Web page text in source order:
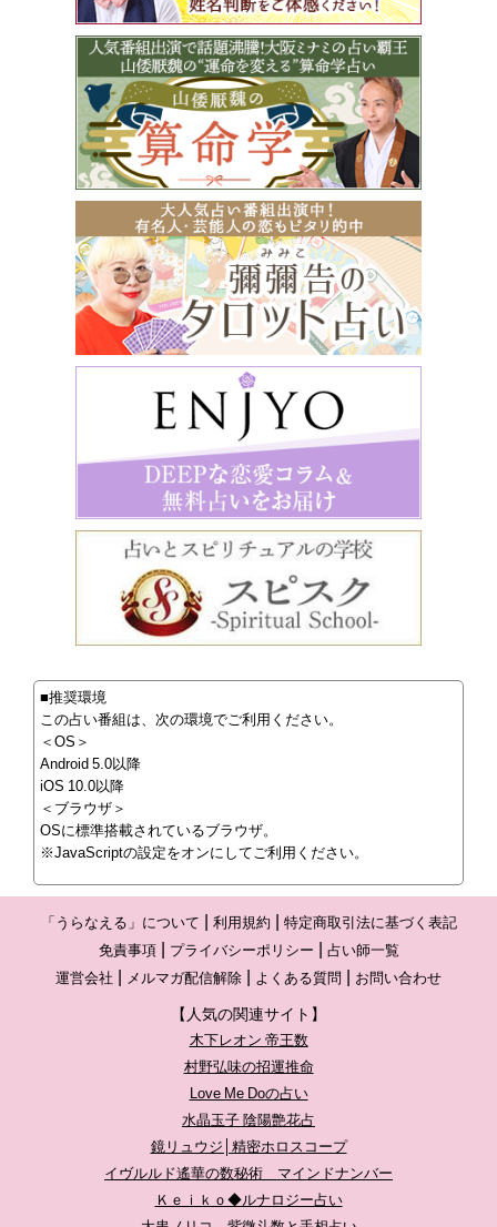
■推奨環境
この占い番組は、次の環境でご利用ください。
＜OS＞
Android 5.0以降
iOS 10.0以降
＜ブラウザ＞
OSに標準搭載されているブラウザ。
※JavaScriptの設定をオンにしてご利用ください。
「うらなえる」について 利用規約
特定商取引法に基づく表記
免責事項
プライバシーポリシー
占い師一覧
運営会社
メルマガ配信解除 よくある質問 お問い合わせ
【人気の関連サイト】
木下レオン 帝王数
村野弘味の招運推命
Love Me Doの占い
水晶玉子 陰陽艶花占
鏡リュウジ│精密ホロスコープ
イヴルルド遙華の数秘術 マインドナンバー
Ｋｅｉｋｏ◆ルナロジー占い